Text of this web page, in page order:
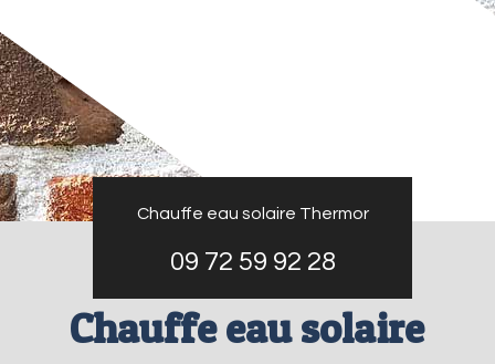
Chauffe eau solaire Thermor
09 72 59 92 28
Chauffe eau solaire